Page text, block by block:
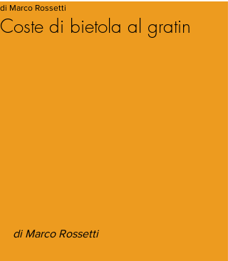
Coste di bietola al gratin
di Marco Rossetti
di Marco Rossetti